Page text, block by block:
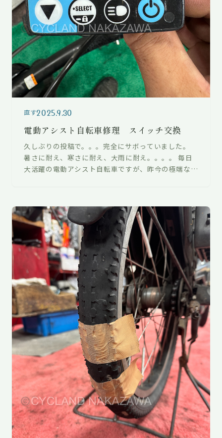
直す2025.9.30
電動アシスト自転車修理 スイッチ交換
久しぶりの投稿で。。。完全にサボっていました。
暑さに耐え、寒さに耐え、大雨に耐え。。。。 毎日
大活躍の電動アシスト自転車ですが、昨今の極端な天